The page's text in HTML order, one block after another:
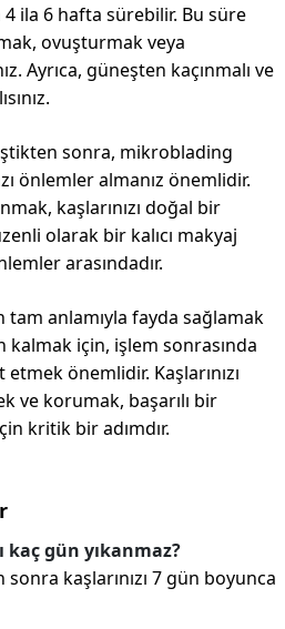
ila 6 hafta sürebilir. Bu süre
ovuşturmak veya
Ayrıca, güneşten kaçınmalı ve
sonra, mikroblading
önlemler almanız önemlidir.
kaşlarınızı doğal bir
olarak bir kalıcı makyaj
arasındadır.
anlamıyla fayda sağlamak
için, işlem sonrasında
önemlidir. Kaşlarınızı
ve korumak, başarılı bir
kritik bir adımdır.
kaç gün yıkanmaz?
kaşlarınızı 7 gün boyunca